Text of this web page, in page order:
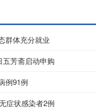
群体充分就业
芳斋启动申购
例91例
症状感染者2例